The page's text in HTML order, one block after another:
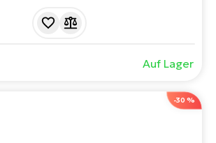
souveräne Leistung im Gelände
Auf Lager
-30 %